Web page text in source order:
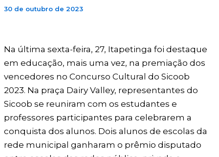
30 de outubro de 2023
Na última sexta-feira, 27, Itapetinga foi destaque
em educação, mais uma vez, na premiação dos
vencedores no Concurso Cultural do Sicoob
2023. Na praça Dairy Valley, representantes do
Sicoob se reuniram com os estudantes e
professores participantes para celebrarem a
conquista dos alunos. Dois alunos de escolas da
rede municipal ganharam o prêmio disputado